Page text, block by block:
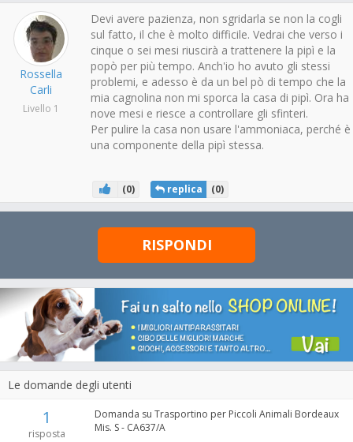
Rossella
Carli
Livello 1
Devi avere pazienza, non sgridarla se non la cogli
sul fatto, il che è molto difficile. Vedrai che verso i
cinque o sei mesi riuscirà a trattenere la pipì e la
popò per più tempo. Anch'io ho avuto gli stessi
problemi, e adesso è da un bel pò di tempo che la
mia cagnolina non mi sporca la casa di pipì. Ora ha
nove mesi e riesce a controllare gli sfinteri.
Per pulire la casa non usare l'ammoniaca, perché è
una componente della pipì stessa.
(0) replica (0)
RISPONDI
Le domande degli utenti
1
risposta
Domanda su Trasportino per Piccoli Animali Bordeaux
Mis. S - CA637/A